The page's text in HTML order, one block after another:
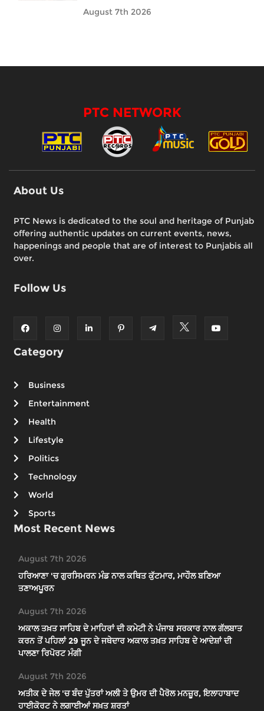
August 7th 2026
PTC NETWORK
About Us
PTC News is dedicated to the soul and heritage of Punjab
offering authentic updates on current events, news,
happenings and people that are of interest to Punjabis all
over.
Follow Us
Category
Business
Entertainment
Health
Lifestyle
Politics
Technology
World
Sports
Most Recent News
August 7th 2026
ਹਰਿਆਣਾ 'ਚ ਗੁਰਸਿਮਰਨ ਮੰਡ ਨਾਲ ਕਥਿਤ ਕੁੱਟਮਾਰ, ਮਾਹੌਲ ਬਣਿਆ
ਤਣਾਅਪੂਰਨ
August 7th 2026
ਅਕਾਲ ਤਖ਼ਤ ਸਾਹਿਬ ਦੇ ਮਾਹਿਰਾਂ ਦੀ ਕਮੇਟੀ ਨੇ ਪੰਜਾਬ ਸਰਕਾਰ ਨਾਲ ਗੱਲਬਾਤ
ਕਰਨ ਤੋਂ ਪਹਿਲਾਂ 29 ਜੂਨ ਦੇ ਜਥੇਦਾਰ ਅਕਾਲ ਤਖ਼ਤ ਸਾਹਿਬ ਦੇ ਆਦੇਸ਼ਾਂ ਦੀ
ਪਾਲਣਾ ਰਿਪੋਰਟ ਮੰਗੀ
August 7th 2026
ਅਤੀਕ ਦੇ ਜੇਲ 'ਚ ਬੰਦ ਪੁੱਤਰਾਂ ਅਲੀ ਤੇ ਉਮਰ ਦੀ ਪੈਰੋਲ ਮਨਜ਼ੂਰ, ਇਲਾਹਾਬਾਦ
ਹਾਈਕੋਰਟ ਨੇ ਲਗਾਈਆਂ ਸਖ਼ਤ ਸ਼ਰਤਾਂ